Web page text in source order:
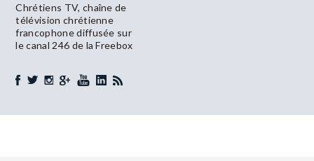
Chrétiens TV, chaîne de
télévision chrétienne
francophone diffusée sur
le canal 246 de la Freebox